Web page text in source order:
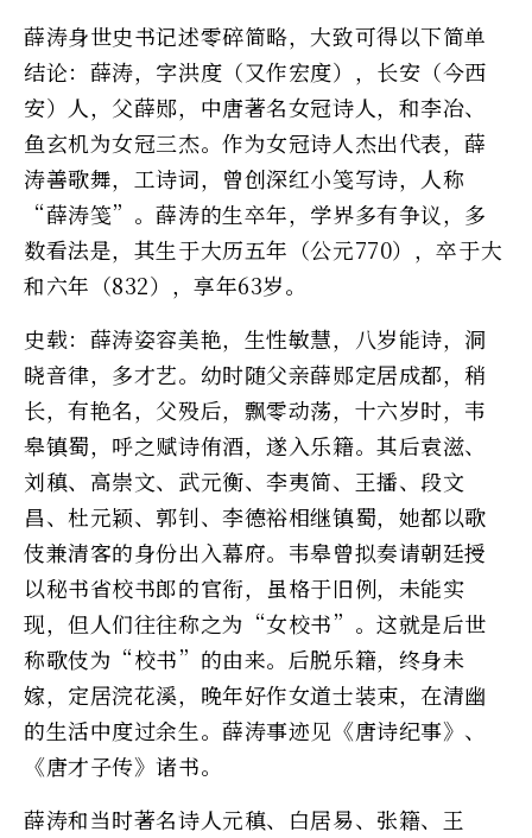
薛涛身世史书记述零碎简略，大致可得以下简单
结论：薛涛，字洪度（又作宏度），长安（今西
安）人，父薛郧，中唐著名女冠诗人，和李冶、
鱼玄机为女冠三杰。作为女冠诗人杰出代表，薛
涛善歌舞，工诗词，曾创深红小笺写诗，人称
“薛涛笺”。薛涛的生卒年，学界多有争议，多
数看法是，其生于大历五年（公元770），卒于大
和六年（832），享年63岁。
史载：薛涛姿容美艳，生性敏慧，八岁能诗，洞
晓音律，多才艺。幼时随父亲薛郧定居成都，稍
长，有艳名，父殁后，飘零动荡，十六岁时，韦
皋镇蜀，呼之赋诗侑酒，遂入乐籍。其后袁滋、
刘稹、高崇文、武元衡、李夷简、王播、段文
昌、杜元颖、郭钊、李德裕相继镇蜀，她都以歌
伎兼清客的身份出入幕府。韦皋曾拟奏请朝廷授
以秘书省校书郎的官衔，虽格于旧例，未能实
现，但人们往往称之为“女校书”。这就是后世
称歌伎为“校书”的由来。后脱乐籍，终身未
嫁，定居浣花溪，晚年好作女道士装束，在清幽
的生活中度过余生。薛涛事迹见《唐诗纪事》、
《唐才子传》诸书。
薛涛和当时著名诗人元稹、白居易、张籍、王